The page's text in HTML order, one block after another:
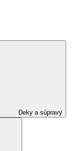
Deky a súpravy